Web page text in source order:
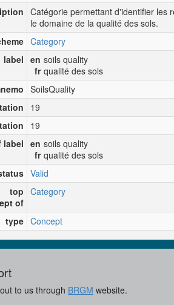
Catégorie permettant d'identifier les
le domaine de la qualité des sols.
Category
label en soils quality
fr qualité des sols
SoilsQuality
19
19
label en soils quality
fr qualité des sols
Valid
top
of
Category
type Concept
to us through BRGM website.